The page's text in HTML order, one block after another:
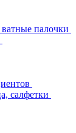
палочки
салфетки